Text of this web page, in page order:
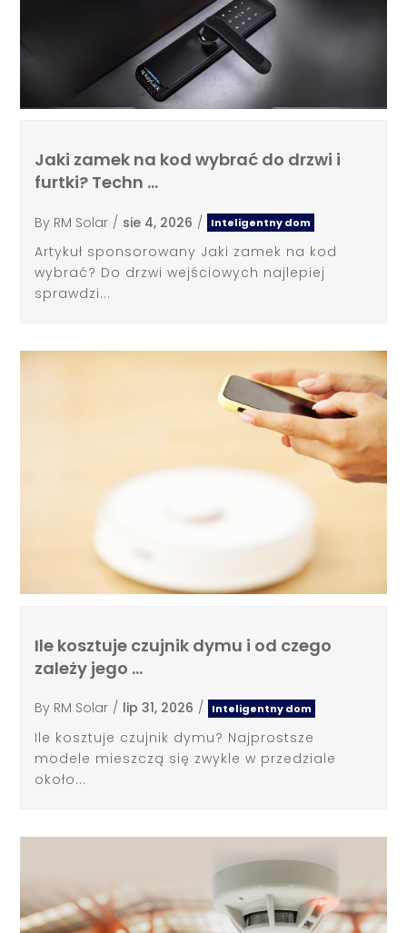
Jaki zamek na kod wybrać do drzwi i
furtki? Techn …
By RM Solar / sie 4, 2026 / Inteligentny dom
Artykuł sponsorowany Jaki zamek na kod
wybrać? Do drzwi wejściowych najlepiej
sprawdzi...
Ile kosztuje czujnik dymu i od czego
zależy jego …
By RM Solar / lip 31, 2026 / Inteligentny dom
Ile kosztuje czujnik dymu? Najprostsze
modele mieszczą się zwykle w przedziale
około...